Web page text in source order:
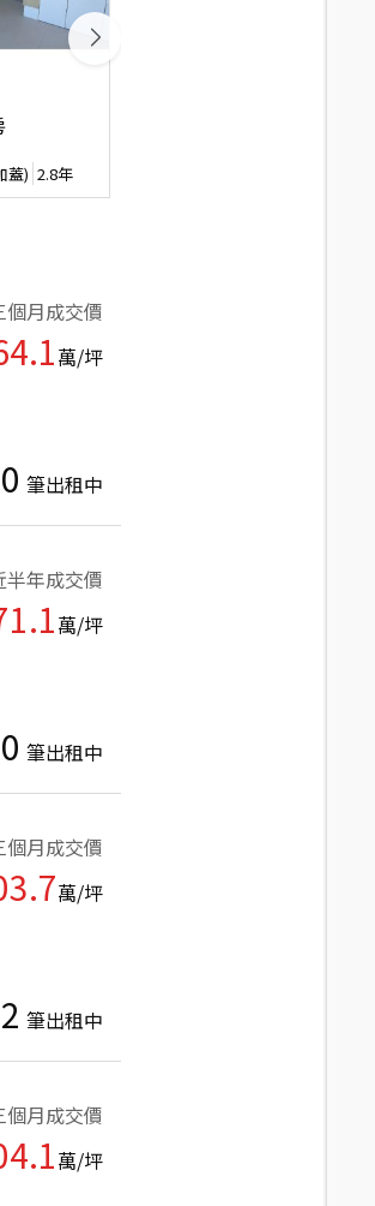
蓋) 2.8年
個月成交價
萬/坪
0 筆出租中
半年成交價
萬/坪
0 筆出租中
個月成交價
萬/坪
2 筆出租中
個月成交價
萬/坪